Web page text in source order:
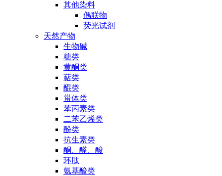
其他染料
偶联物
荧光试剂
天然产物
生物碱
糖类
黄酮类
萜类
醌类
甾体类
苯丙素类
二苯乙烯类
酚类
抗生素类
酮、醛、酸
环肽
氨基酸类